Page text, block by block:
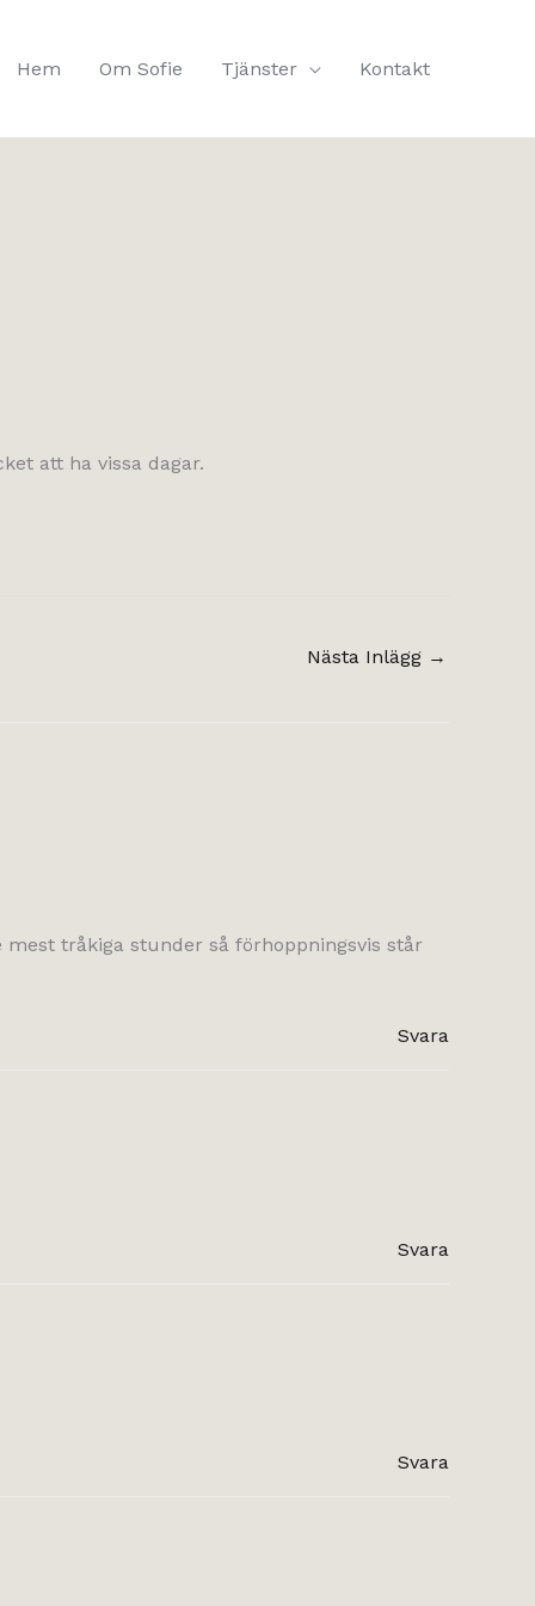
Hem Om Sofie Tjänster Kontakt
att ha vissa dagar.
Nästa Inlägg →
tråkiga stunder så förhoppningsvis står
Svara
Svara
Svara